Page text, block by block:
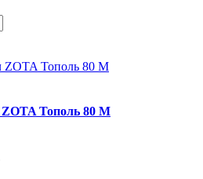
Тополь 80 М